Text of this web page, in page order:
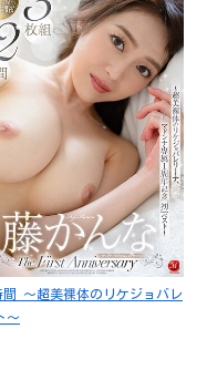
～超美裸体のリケジョバレ
～